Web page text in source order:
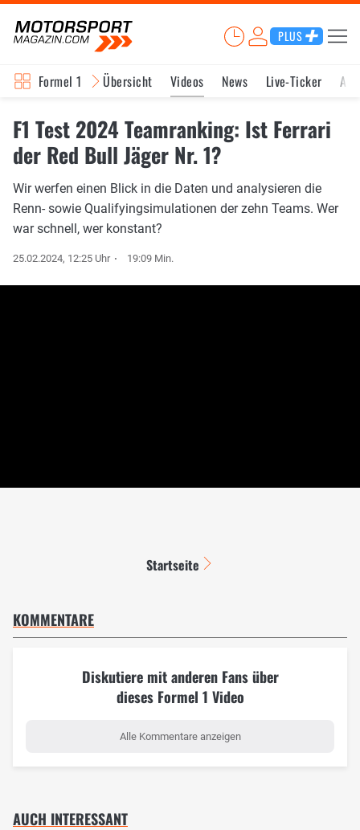
PLUS
Formel 1 Übersicht Videos News Live-Ticker
F1 Test 2024 Teamranking: Ist Ferrari
der Red Bull Jäger Nr. 1?
Wir werfen einen Blick in die Daten und analysieren die
Renn- sowie Qualifyingsimulationen der zehn Teams. Wer
war schnell, wer konstant?
25.02.2024, 12:25 Uhr 19:09 Min.
Startseite
KOMMENTARE
Diskutiere mit anderen Fans über
dieses Formel 1 Video
Alle Kommentare anzeigen
AUCH INTERESSANT